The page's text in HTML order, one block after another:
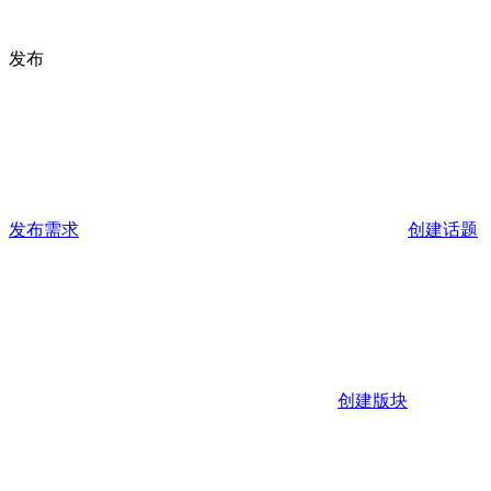
发布
发布需求 创建话题
创建版块